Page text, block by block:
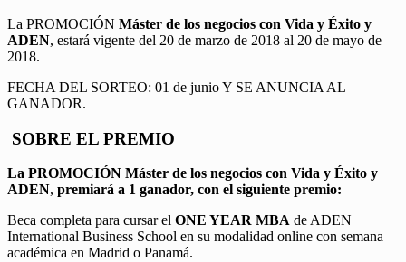
La PROMOCIÓN Máster de los negocios con Vida y Éxito y
ADEN, estará vigente del 20 de marzo de 2018 al 20 de mayo de
2018.
FECHA DEL SORTEO: 01 de junio Y SE ANUNCIA AL
GANADOR.
SOBRE EL PREMIO
La PROMOCIÓN Máster de los negocios con Vida y Éxito y
ADEN, premiará a 1 ganador, con el siguiente premio:
Beca completa para cursar el ONE YEAR MBA de ADEN
International Business School en su modalidad online con semana
académica en Madrid o Panamá.